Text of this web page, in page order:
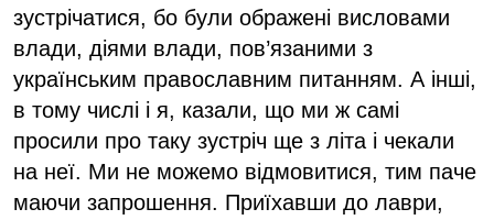
зустрічатися, бо були ображені висловами
влади, діями влади, пов’язаними з
українським православним питанням. А інші,
в тому числі і я, казали, що ми ж самі
просили про таку зустріч ще з літа і чекали
на неї. Ми не можемо відмовитися, тим паче
маючи запрошення. Приїхавши до лаври,